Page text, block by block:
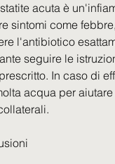
acuta è
sintomi come
l'antibiotico
seguire le
In caso di
acqua per